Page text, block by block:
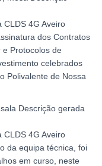
CLDS 4G Aveiro
dos Contratos
e Protocolos de
celebrados
Polivalente de Nossa
CLDS 4G Aveiro
da equipa técnica, foi
em curso, neste